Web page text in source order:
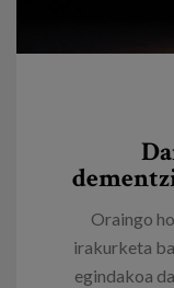
Oraingo
irakurketa
egindakoa